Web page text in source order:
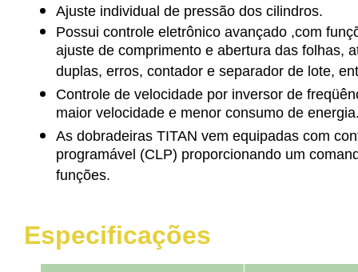
Ajuste individual de pressão dos cilindros.
Possui controle eletrônico avançado ,com
ajuste de comprimento e abertura das folhas,
duplas, erros, contador e separador de lote,
Controle de velocidade por inversor de
maior velocidade e menor consumo de
As dobradeiras TITAN vem equipadas com
programável (CLP) proporcionando um
funções.
Especificações